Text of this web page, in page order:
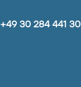
+49 30 284 441 30